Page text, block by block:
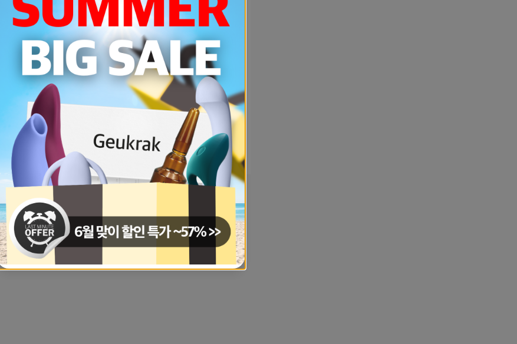
예상치 못한 에러입니다.